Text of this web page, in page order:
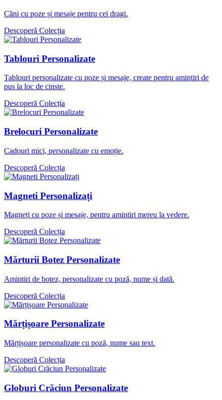
Căni cu poze și mesaje pentru cei dragi.
Descoperă Colecția
Tablouri Personalizate
Tablouri personalizate cu poze și mesaje, create pentru amintiri de
pus la loc de cinste.
Descoperă Colecția
Brelocuri Personalizate
Cadouri mici, personalizate cu emoție.
Descoperă Colecția
Magneti Personalizați
Magneți cu poze și mesaje, pentru amintiri mereu la vedere.
Descoperă Colecția
Mărturii Botez Personalizate
Amintiri de botez, personalizate cu poză, nume și dată.
Descoperă Colecția
Mărțișoare Personalizate
Mărțișoare personalizate cu poză, nume sau text.
Descoperă Colecția
Globuri Crăciun Personalizate